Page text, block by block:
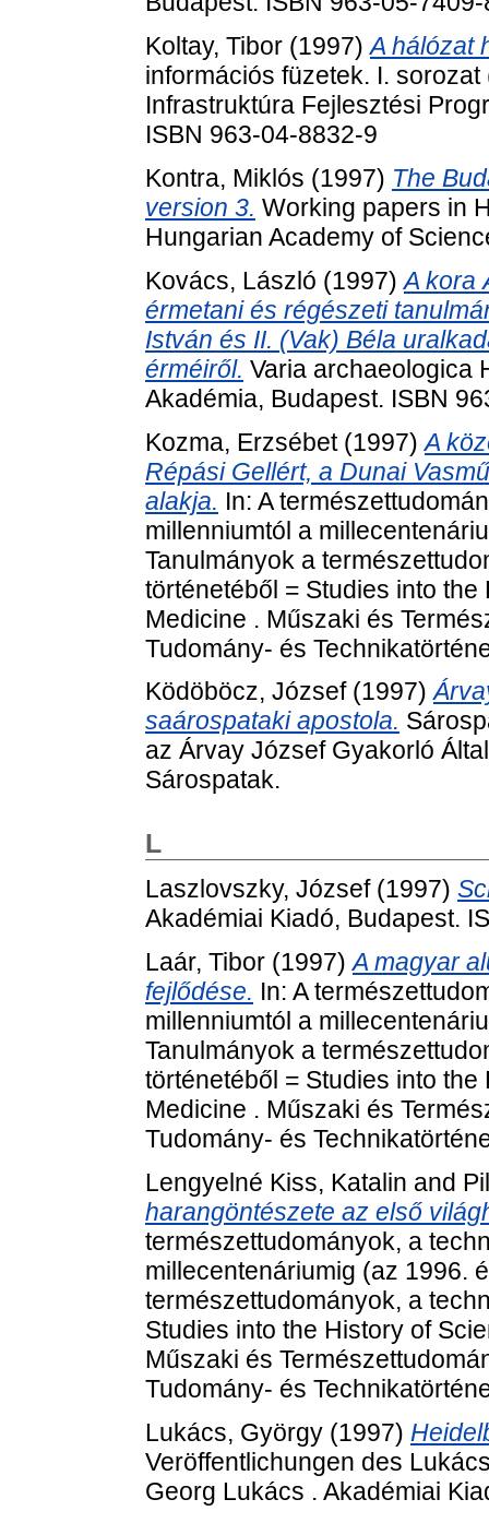
Koltay, Tibor (1997)A hálózat
információs füzetek. I.
Infrastruktúra Fejlesztési
ISBN 963-04-8832-9
Kontra, Miklós (1997) The
version 3. Working papers in
Hungarian Academy of
Kovács, László (1997)A kora
érmetani és régészeti
István és II. (Vak) Béla
érméiről. Varia archaeologica
Akadémia, Budapest. ISBN
Kozma, Erzsébet(1997)A
Répási Gellért, a Dunai
alakja. In: A
millenniumtól a
Tanulmányok a
történetéből = Studies into
Medicine . Műszaki és
Tudomány- és
Ködöböcz, József(1997)
saárospataki apostola.
az Árvay József Gyakorló
Sárospatak.
L
Laszlovszky, József(1997)
Akadémiai Kiadó, Budapest.
Laár, Tibor (1997)A magyar
fejlődése. In: A
millenniumtól a
Tanulmányok a
történetéből = Studies into
Medicine . Műszaki és
Tudomány- és
Lengyelné Kiss, Katalin and
harangöntészete az első
természettudományok, a
millecentenáriumig (az 1996.
természettudományok, a
Studies into the History of
Műszaki és
Tudomány- és
Lukács, György (1997)
Veröffentlichungen des
Georg Lukács . Akadémiai